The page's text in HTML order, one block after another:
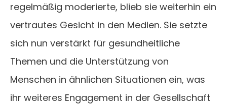
regelmäßig moderierte, blieb sie weiterhin ein
vertrautes Gesicht in den Medien. Sie setzte
sich nun verstärkt für gesundheitliche
Themen und die Unterstützung von
Menschen in ähnlichen Situationen ein, was
ihr weiteres Engagement in der Gesellschaft